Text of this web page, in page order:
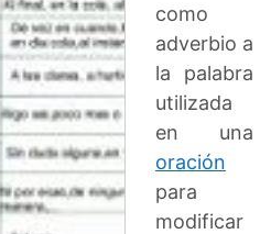
como
adverbio a
la palabra
utilizada
en una
oración
para
modificar